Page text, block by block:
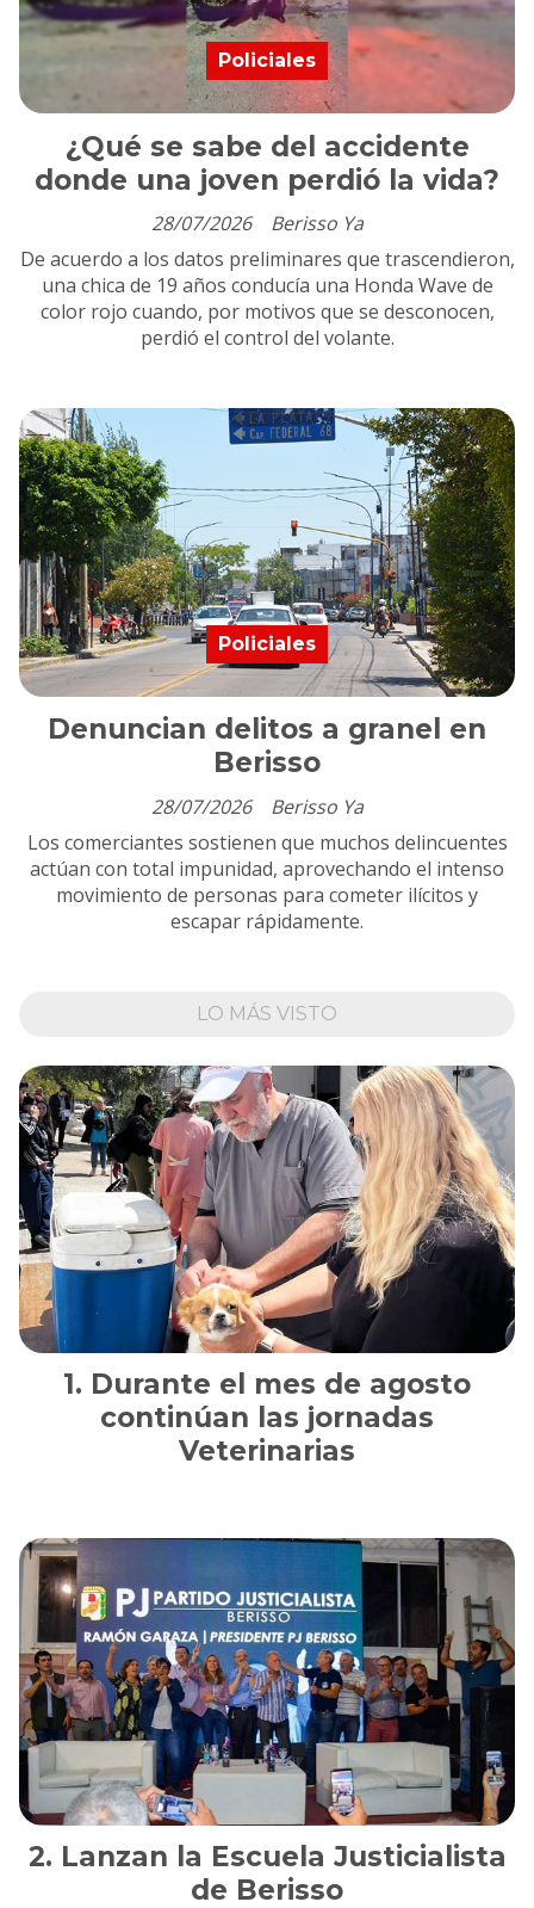
¿Qué se sabe del accidente
donde una joven perdió la vida?
Berisso Ya
Policiales
28/07/2026
De acuerdo a los datos preliminares que trascendieron,
una chica de 19 años conducía una Honda Wave de
color rojo cuando, por motivos que se desconocen,
perdió el control del volante.
Denuncian delitos a granel en
Berisso
Berisso Ya
Policiales
28/07/2026
Los comerciantes sostienen que muchos delincuentes
actúan con total impunidad, aprovechando el intenso
movimiento de personas para cometer ilícitos y
escapar rápidamente.
LO MÁS VISTO
Durante el mes de agosto
continúan las jornadas
Veterinarias
Lanzan la Escuela Justicialista
de Berisso